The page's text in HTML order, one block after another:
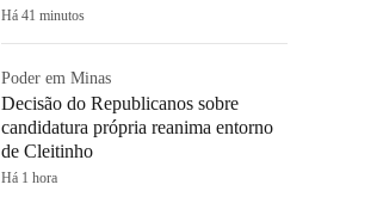
Há 41 minutos
Poder em Minas
Decisão do Republicanos sobre
candidatura própria reanima entorno
de Cleitinho
Há 1 hora